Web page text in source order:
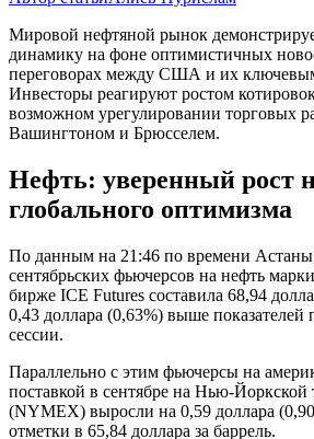
Мировой нефтяной рынок
динамику на фоне оптимистичных
переговорах между США и их
Инвесторы реагируют ростом
возможном урегулировании торговых
Вашингтоном и Брюсселем.
Нефть: уверенный рост
глобального оптимизма
По данным на 21:46 по времени
сентябрьских фьючерсов на нефть
бирже ICE Futures составила 68,94
0,43 доллара (0,63%) выше
сессии.
Параллельно с этим фьючерсы на
поставкой в сентябре на Нью-
(NYMEX) выросли на 0,59 доллара
отметки в 65,84 доллара за баррель.